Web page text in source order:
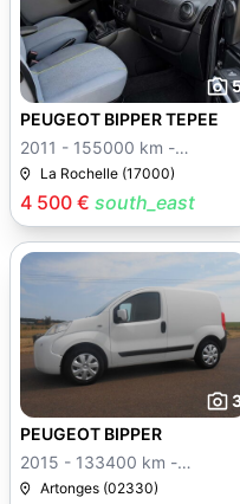
4 500 € south_east
PEUGEOT BIPPER TEPEE
2011 - 155000 km -
Manuelle
La Rochelle (17000)
PEUGEOT BIPPER
2015 - 133400 km -
Manuelle
Artonges (02330)